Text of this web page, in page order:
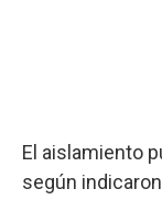
El aislamiento
según